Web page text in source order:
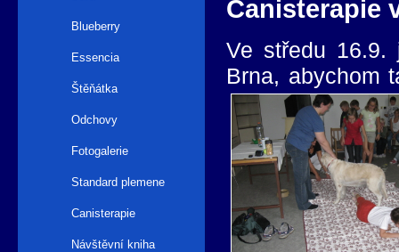
Blueberry
Essencia
Štěňátka
Odchovy
Fotogalerie
Standard plemene
Canisterapie
Návštěvní kniha
Canisterapie
Ve středu
Brna, abychom